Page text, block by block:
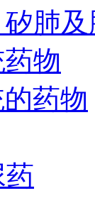
肺
物
药物